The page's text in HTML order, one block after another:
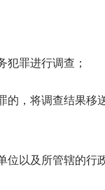
罪进行调查；
，将调查结果移
以及所管辖的行